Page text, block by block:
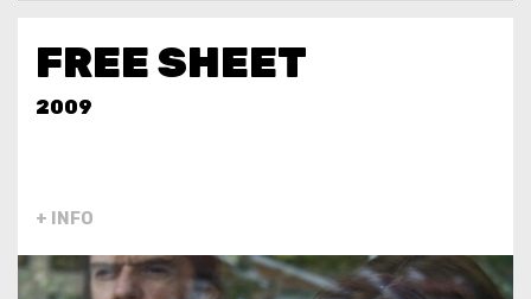
FREE SHEET
2009
+ INFO